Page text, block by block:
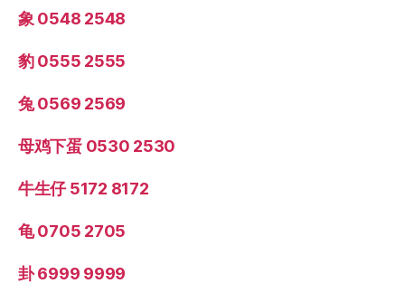
象 0548 2548
豹 0555 2555
兔 0569 2569
母鸡下蛋 0530 2530
牛生仔 5172 8172
龟 0705 2705
卦 6999 9999